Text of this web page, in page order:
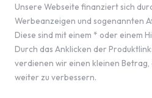
Unsere Webseite finanziert sich
Werbeanzeigen und sogenannten
Diese sind mit einem * oder einem
Durch das Anklicken der
verdienen wir einen kleinen Betrag,
weiter zu verbessern.